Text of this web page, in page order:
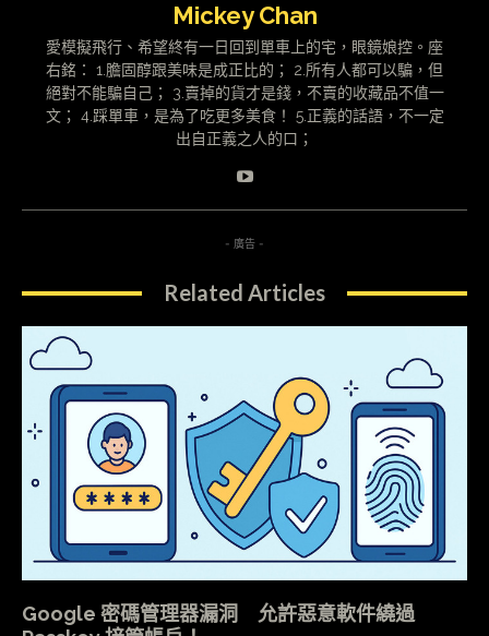
Mickey Chan
愛模擬飛行、希望終有一日回到單車上的宅，眼鏡娘控。座
右銘： 1.膽固醇跟美味是成正比的； 2.所有人都可以騙，但
絕對不能騙自己； 3.賣掉的貨才是錢，不賣的收藏品不值一
文； 4.踩單車，是為了吃更多美食！ 5.正義的話語，不一定
出自正義之人的口；
- 廣告 -
Related Articles
Google 密碼管理器漏洞 允許惡意軟件繞過